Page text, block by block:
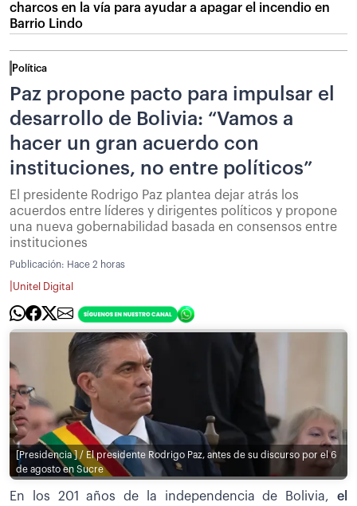
charcos en la vía para ayudar a apagar el incendio en
Barrio Lindo
Política
Paz propone pacto para impulsar el
desarrollo de Bolivia: “Vamos a
hacer un gran acuerdo con
instituciones, no entre políticos”
El presidente Rodrigo Paz plantea dejar atrás los
acuerdos entre líderes y dirigentes políticos y propone
una nueva gobernabilidad basada en consensos entre
instituciones
Publicación: Hace 2 horas
Unitel Digital
[Presidencia ] / El presidente Rodrigo Paz, antes de su discurso por el 6
de agosto en Sucre
En los 201 años de la independencia de Bolivia, el